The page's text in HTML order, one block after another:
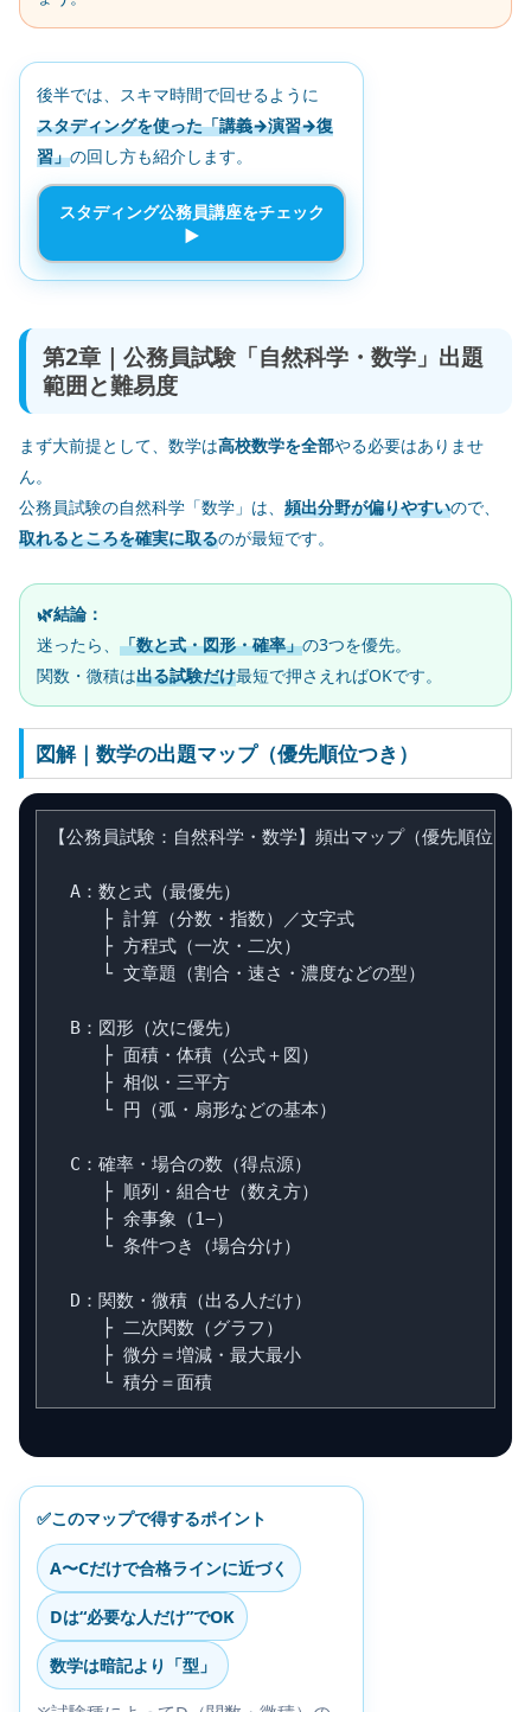
後半では、スキマ時間で回せるように
スタディングを使った「講義→演習→復
習」の回し方も紹介します。
スタディング公務員講座をチェック
▶
第2章｜公務員試験「自然科学・数学」出題
範囲と難易度
まず大前提として、数学は高校数学を全部やる必要はありませ
ん。
公務員試験の自然科学「数学」は、 頻出分野が偏りやすいので、
取れるところを確実に取るのが最短です。
🌿結論：
迷ったら、 「数と式・図形・確率」の3つを優先。
関数・微積は出る試験だけ最短で押さえればOKです。
図解｜数学の出題マップ（優先順位つき）
【公務員試験：自然科学・数学】頻出マップ（優先順位）
  A：数と式（最優先）
     ├ 計算（分数・指数）／文字式
     ├ 方程式（一次・二次）
     └ 文章題（割合・速さ・濃度などの型）
  B：図形（次に優先）
     ├ 面積・体積（公式＋図）
     ├ 相似・三平方
     └ 円（弧・扇形などの基本）
  C：確率・場合の数（得点源）
     ├ 順列・組合せ（数え方）
     ├ 余事象（1−）
     └ 条件つき（場合分け）
  D：関数・微積（出る人だけ）
     ├ 二次関数（グラフ）
     ├ 微分＝増減・最大最小
✅このマップで得するポイント
A〜Cだけで合格ラインに近づく
Dは“必要な人だけ”でOK
数学は暗記より「型」